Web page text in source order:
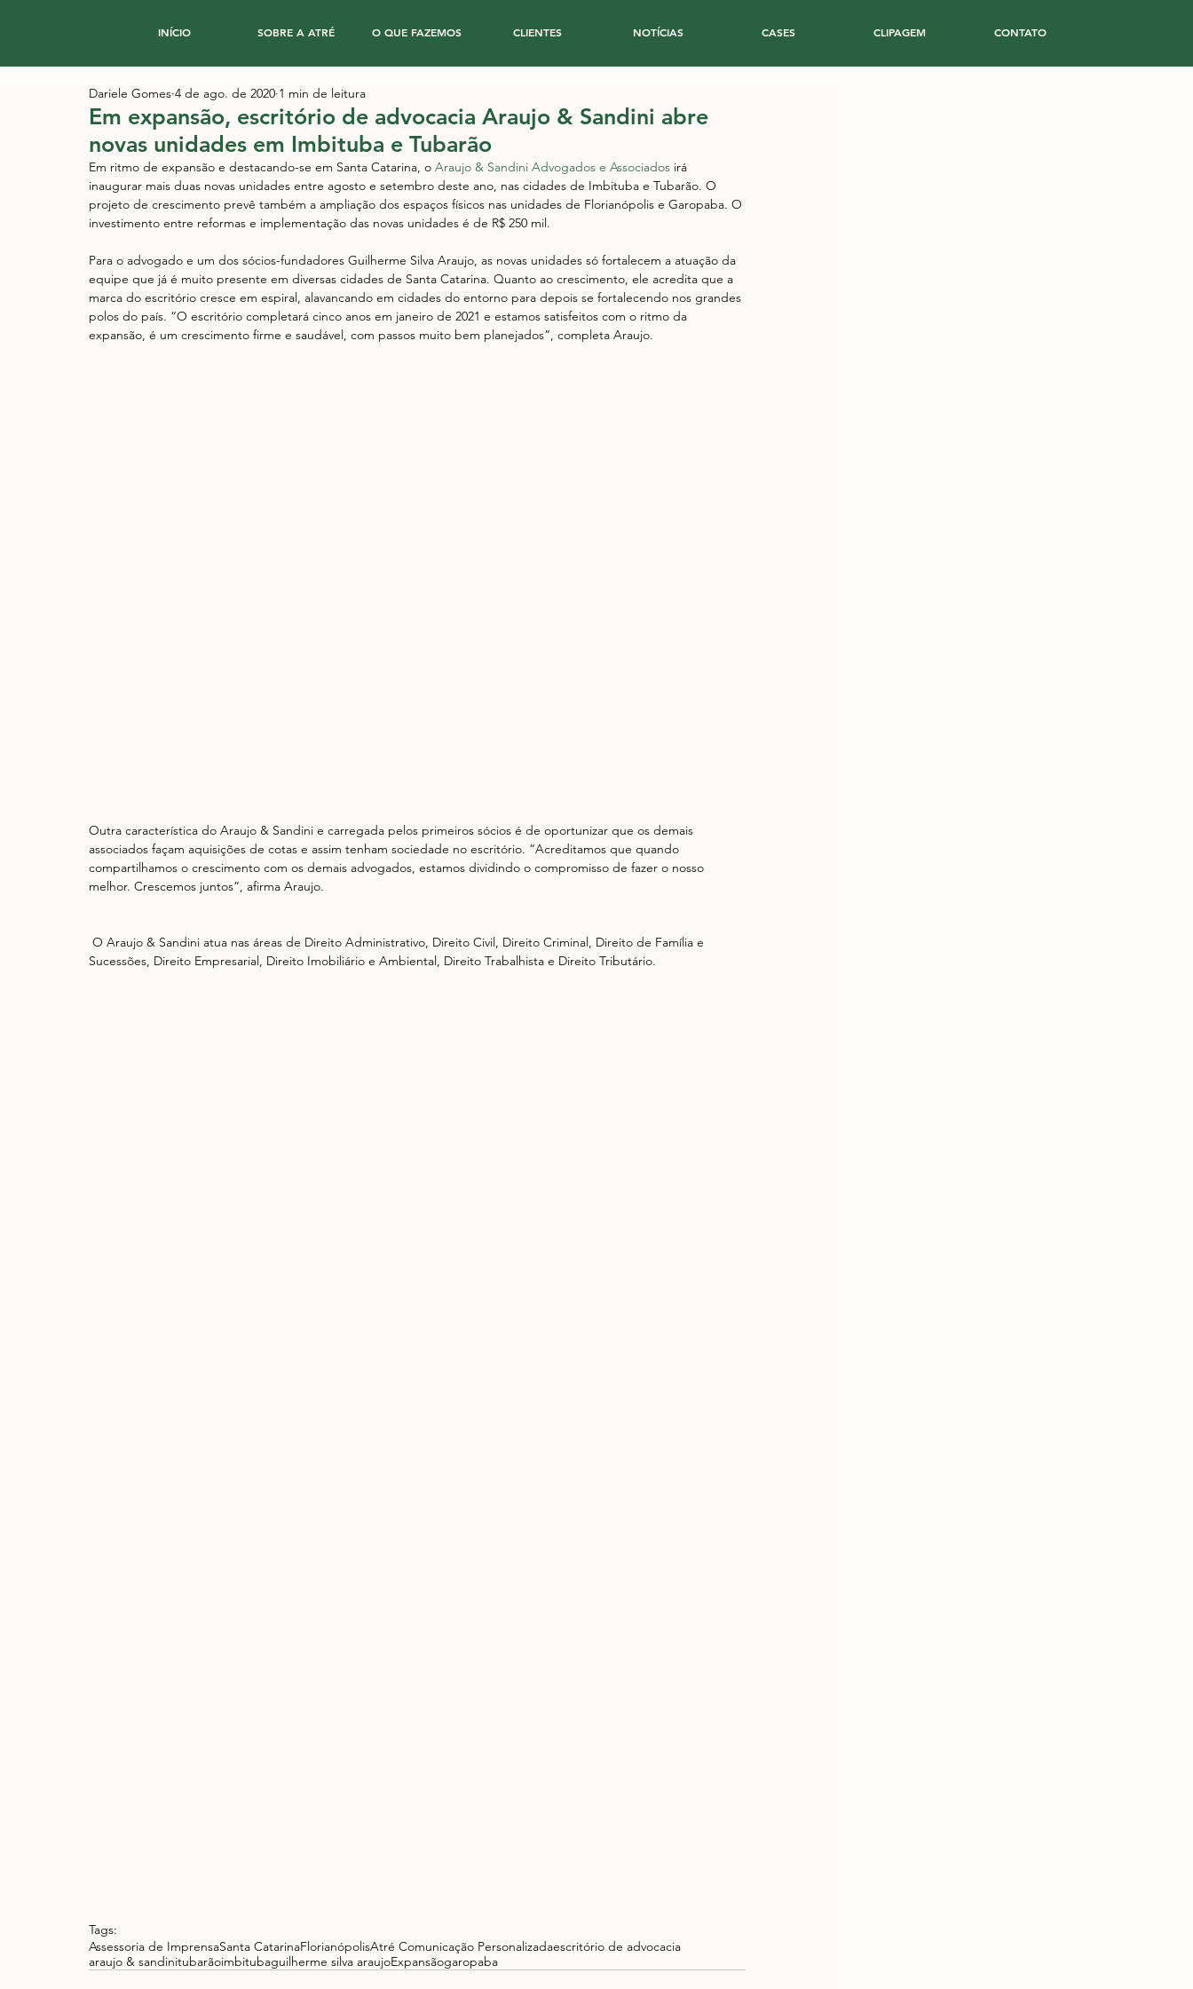
INÍCIO SOBRE A ATRÉ O QUE FAZEMOS CLIENTES NOTÍCIAS CASES CLIPAGEM CONTATO
Em expansão, escritório de advocacia Araujo & Sandini abre
novas unidades em Imbituba e Tubarão
Dariele Gomes 4 de ago. de 2020 1 min de leitura
Em ritmo de expansão e destacando-se em Santa Catarina, o Araujo & Sandini Advogados e Associados irá
inaugurar mais duas novas unidades entre agosto e setembro deste ano, nas cidades de Imbituba e Tubarão. O
projeto de crescimento prevê também a ampliação dos espaços físicos nas unidades de Florianópolis e Garopaba. O
investimento entre reformas e implementação das novas unidades é de R$ 250 mil.
Para o advogado e um dos sócios-fundadores Guilherme Silva Araujo, as novas unidades só fortalecem a atuação da
equipe que já é muito presente em diversas cidades de Santa Catarina. Quanto ao crescimento, ele acredita que a
marca do escritório cresce em espiral, alavancando em cidades do entorno para depois se fortalecendo nos grandes
polos do país. “O escritório completará cinco anos em janeiro de 2021 e estamos satisfeitos com o ritmo da
expansão, é um crescimento firme e saudável, com passos muito bem planejados”, completa Araujo.
Outra característica do Araujo & Sandini e carregada pelos primeiros sócios é de oportunizar que os demais
associados façam aquisições de cotas e assim tenham sociedade no escritório. “Acreditamos que quando
compartilhamos o crescimento com os demais advogados, estamos dividindo o compromisso de fazer o nosso
melhor. Crescemos juntos”, afirma Araujo.
Sucessões, Direito Empresarial, Direito Imobiliário e Ambiental, Direito Trabalhista e Direito Tributário.
Tags:
Assessoria de ImprensaSanta CatarinaFlorianópolisAtré Comunicação Personalizadaescritório de advocacia
araujo & sandinitubarãoimbitubaguilherme silva araujoExpansãogaropaba